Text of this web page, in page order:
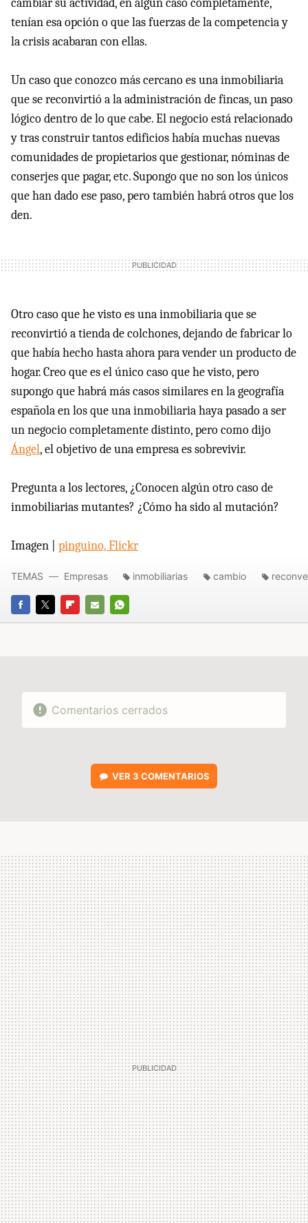
tenían esa opción o que las fuerzas de la competencia y
la crisis acabaran con ellas.
Un caso que conozco más cercano es una inmobiliaria
que se reconvirtió a la administración de fincas, un paso
lógico dentro de lo que cabe. El negocio está relacionado
y tras construir tantos edificios había muchas nuevas
comunidades de propietarios que gestionar, nóminas de
conserjes que pagar, etc. Supongo que no son los únicos
que han dado ese paso, pero también habrá otros que los
den.
Otro caso que he visto es una inmobiliaria que se
reconvirtió a tienda de colchones, dejando de fabricar lo
que había hecho hasta ahora para vender un producto de
hogar. Creo que es el único caso que he visto, pero
supongo que habrá más casos similares en la geografía
española en los que una inmobiliaria haya pasado a ser
un negocio completamente distinto, pero como dijo
Ángel, el objetivo de una empresa es sobrevivir.
Pregunta a los lectores, ¿Conocen algún otro caso de
inmobiliarias mutantes? ¿Cómo ha sido al mutación?
Imagen | pinguino, Flickr
FACEBOOK
TWITTERFLIPBOARD
E-
WHATSAPP
TEMAS Empresas inmobiliarias cambio
Comentarios cerrados
VER 3 COMENTARIOS